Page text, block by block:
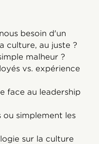
besoin d'un
culture, au juste ?
malheur ?
vs. expérience
face au leadership
ou simplement les
sur la culture